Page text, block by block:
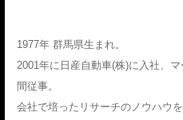
1977年 群馬県生まれ。
2001年に日産自動車(株)に入社、
間従事。
会社で培ったリサーチのノウハウ